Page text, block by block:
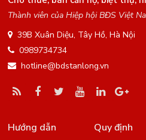
Thành viên của Hiệp hội BĐS Việt
39B Xuân Diệu, Tây Hồ, Hà Nội
0989734734
hotline@bdstanlong.vn
Hướng dẫn Quy định